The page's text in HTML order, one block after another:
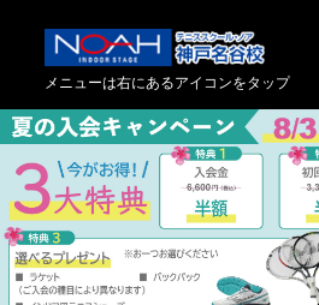
メニューは右にあるアイコンをタップ